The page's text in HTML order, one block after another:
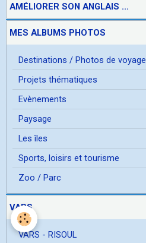
AMÉLIORER SON ANGLAIS ...
MES ALBUMS PHOTOS
Destinations / Photos de voyage
Projets thématiques
Evènements
Paysage
Les îles
Sports, loisirs et tourisme
Zoo / Parc
VARS
VARS - RISOUL